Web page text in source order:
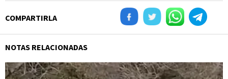
COMPARTIRLA
NOTAS RELACIONADAS